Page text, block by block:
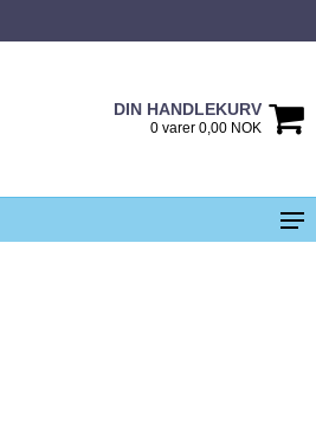
DIN HANDLEKURV
0 varer 0,00 NOK